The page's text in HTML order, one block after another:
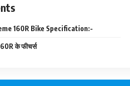
160R Bike Specification:-
के फीचर्स